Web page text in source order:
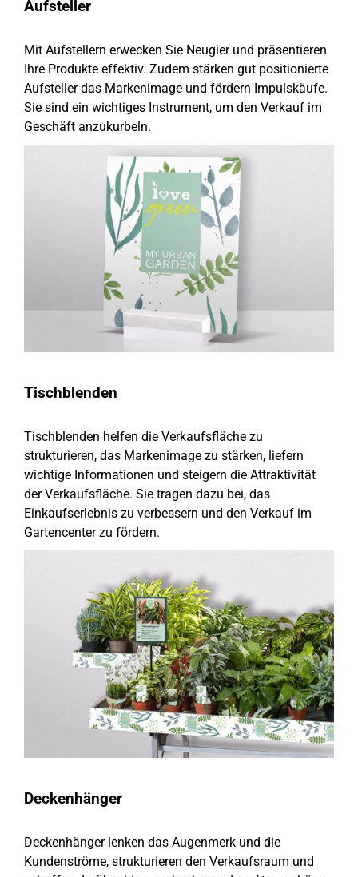
Aufsteller
Mit Aufstellern erwecken Sie Neugier und präsentieren
Ihre Produkte effektiv. Zudem stärken gut positionierte
Aufsteller das Markenimage und fördern Impulskäufe.
Sie sind ein wichtiges Instrument, um den Verkauf im
Geschäft anzukurbeln.
Tischblenden
Tischblenden helfen die Verkaufsfläche zu
strukturieren, das Markenimage zu stärken, liefern
wichtige Informationen und steigern die Attraktivität
der Verkaufsfläche. Sie tragen dazu bei, das
Einkaufserlebnis zu verbessern und den Verkauf im
Gartencenter zu fördern.
Deckenhänger
Deckenhänger lenken das Augenmerk und die
Kundenströme, strukturieren den Verkaufsraum und